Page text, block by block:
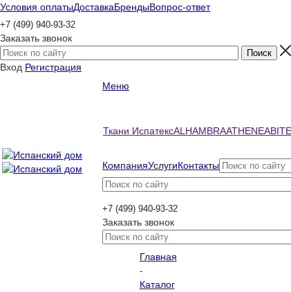
Условия оплатыДоставкаБрендыВопрос-ответ
+7 (499) 940-93-32
Заказать звонок
Вход Регистрация
Меню
Ткани ИспатексALHAMBRAATHENEA
КомпанияУслугиКонтакты
+7 (499) 940-93-32
Заказать звонок
Главная
-
Каталог